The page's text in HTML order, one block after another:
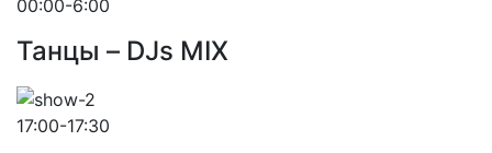
00:00-6:00
Танцы – DJs MIX
17:00-17:30